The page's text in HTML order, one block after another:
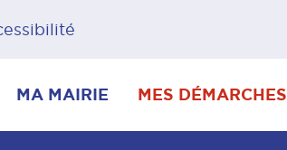
MA MAIRIE MES DÉMARCHES